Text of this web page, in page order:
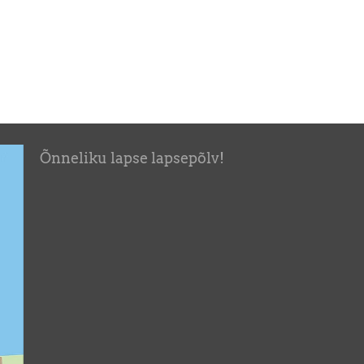
Õnneliku lapse lapsepõlv!